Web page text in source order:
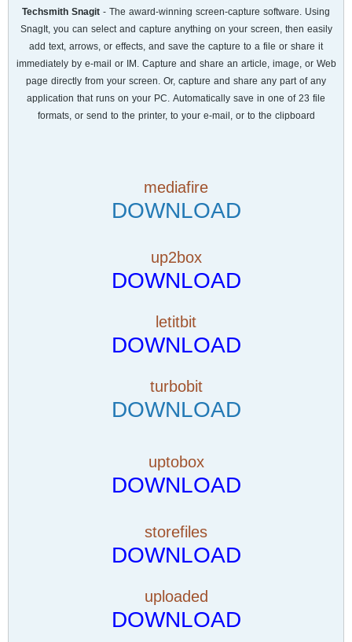
Techsmith Snagit- The award-winning screen-capture software. Using
SnagIt, you can select and capture anything on your screen, then easily
add text, arrows, or effects, and save the capture to a file or share it
immediately by e-mail or IM. Capture and share an article, image, or Web
page directly from your screen. Or, capture and share any part of any
application that runs on your PC. Automatically save in one of 23 file
formats, or send to the printer, to your e-mail, or to the clipboard
mediafire
DOWNLOAD
up2box
DOWNLOAD
letitbit
DOWNLOAD
turbobit
DOWNLOAD
uptobox
DOWNLOAD
storefiles
DOWNLOAD
uploaded
DOWNLOAD